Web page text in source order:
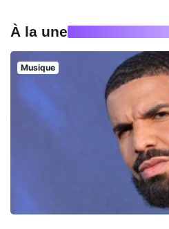
À la une
Musique